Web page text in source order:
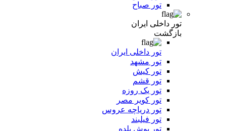
تور صباح
تور داخلی ایران
بازگشت
تور داخلی ایران
تور مشهد
تور کیش
تور قشم
تور یک روزه
تور کویر مصر
تور دریاچه عروس
تور فیلبند
تور یوش بلده